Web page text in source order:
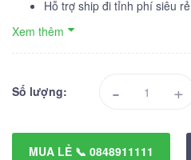
Hỗ trợ ship đi tỉnh phí siêu rẻ
Xem thêm
Số lượng: - +
MUA LẺ 📞 0848911111